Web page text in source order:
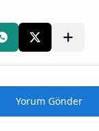
Yorum Gönder